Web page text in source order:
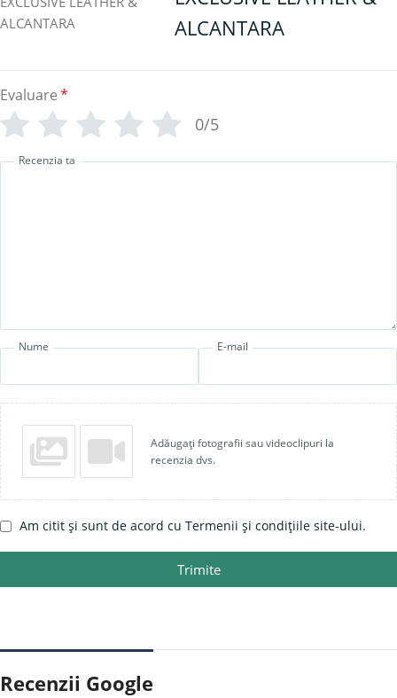
ALCANTARA
Evaluare*
0/5
Recenzia ta
Nume E-mail
Adăugați fotografii sau videoclipuri la
recenzia dvs.
Am citit și sunt de acord cu Termenii și condițiile site-ului.
Trimite
Recenzii Google